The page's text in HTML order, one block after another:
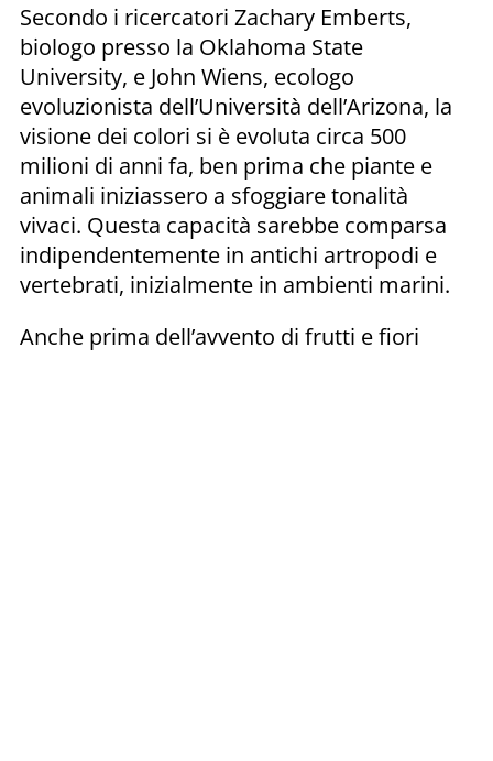
Secondo i ricercatori Zachary Emberts,
biologo presso la Oklahoma State
University, e John Wiens, ecologo
evoluzionista dell’Università dell’Arizona, la
visione dei colori si è evoluta circa 500
milioni di anni fa, ben prima che piante e
animali iniziassero a sfoggiare tonalità
vivaci. Questa capacità sarebbe comparsa
indipendentemente in antichi artropodi e
vertebrati, inizialmente in ambienti marini.
Anche prima dell’avvento di frutti e fiori